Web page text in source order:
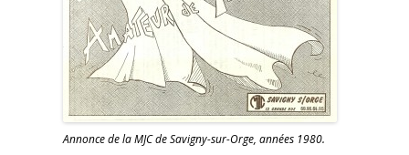
Annonce de la MJC de Savigny-sur-Orge, années 1980.